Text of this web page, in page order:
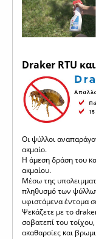
Draker RTU
Οι ψύλλοι
ακμαίο.
Η άμεση δράση του
ακμαίου.
Μέσω της
πληθυσμό των
υφιστάμενα έντομα
Ψεκάζετε με το
σοβατεπί του
ακαθαρσίες και